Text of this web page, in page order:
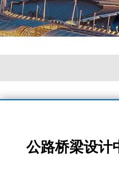
公路桥梁设计